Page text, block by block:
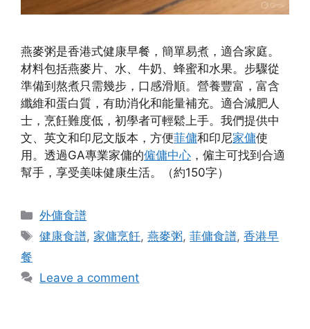
燕麥粥是香港式健康早餐，簡單易煮，適合家庭。
材料包括燕麥片、水、牛奶、蜂蜜和水果。步驟從
準備到熬煮只需幾步，口感滑順。營養豐富，富含
纖維和蛋白質，有助消化和能量補充。適合減肥人
士，烹飪難度低，初學者可輕鬆上手。我們提供中
文、英文和印尼文版本，方便菲傭和印尼家傭使
用。透過GA專業家傭的僱傭中心 ，僱主可找到合適
幫手，享受美味健康生活。（約150字）
Categories
外傭食譜
Tags
健康食譜, 家傭烹飪,燕麥粥,菲傭食譜,香港早
餐
Leave a comment